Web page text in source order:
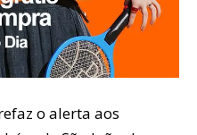
o alerta aos